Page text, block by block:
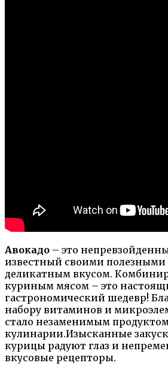
Авокадо – это
известный своими полезными
деликатным вкусом.
куриным мясом – это
гастрономический шедевр!
набору витаминов и
стало незаменимым
кулинарии.Изысканные
курицы радуют глаз и
вкусовые рецепторы.